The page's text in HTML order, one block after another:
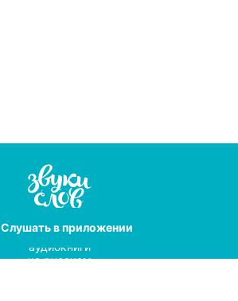
Слушатьв приложении
Лучшие
аудиокниги
на русском